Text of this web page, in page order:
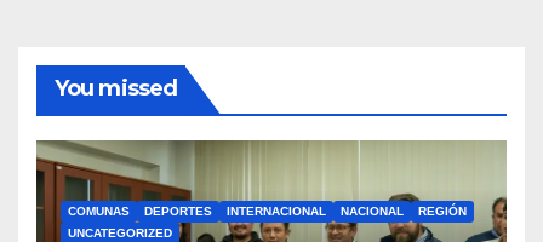
You missed
COMUNAS DEPORTES INTERNACIONAL NACIONAL
REGIÓN
UNCATEGORIZED